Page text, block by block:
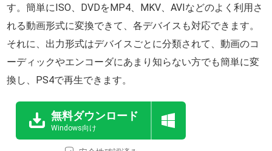
す。簡単にISO、DVDをMP4、MKV、AVIなどのよく利用さ
れる動画形式に変換できて、各デバイスも対応できます。
それに、出力形式はデバイスごとに分類されて、動画のコ
ーディックやエンコーダにあまり知らない方でも簡単に変
換し、PS4で再生できます。
無料ダウンロード
Windows向け